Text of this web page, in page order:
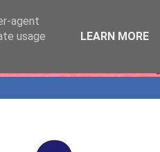
agent
usage
LEARN MORE